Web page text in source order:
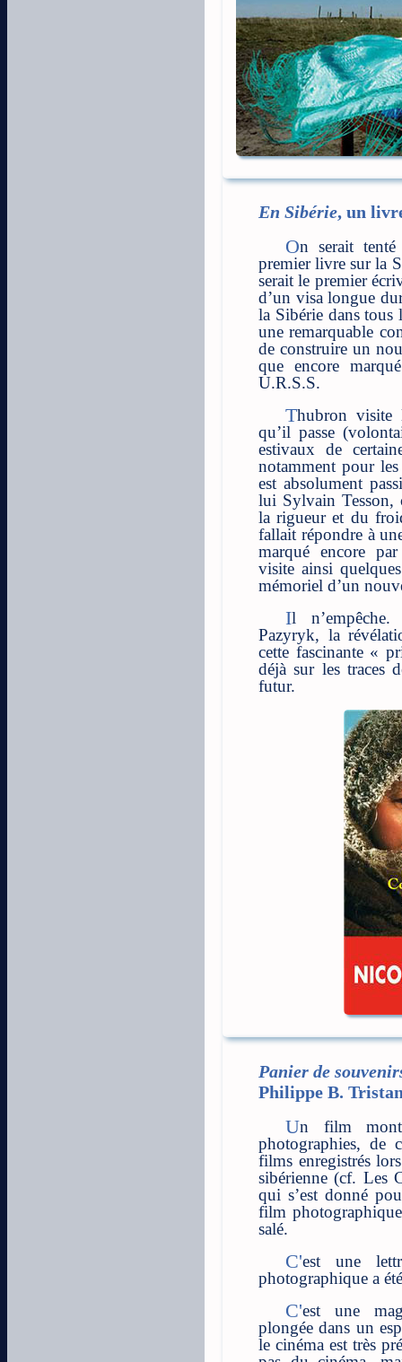
En Sibérie, un
On serait tenté de dire qu’En Sibérie est le
premier livre sur la
serait le premier
d’un visa longue
la Sibérie dans tous
une remarquable
de construire un
que encore
U.R.S.S.
Thubron visite la Sibérie l’hiver. Ce qui fait
qu’il passe
estivaux de
notamment pour
est absolument
lui Sylvain Tesson,
la rigueur et du
fallait répondre à
marqué encore
visite ainsi
mémoriel d’un
Il n’empêche. Sa visite des Kourgan de
Pazyryk, la
cette fascinante «
déjà sur les traces
futur.
Panier de
Philippe B.
Un film monté à partir d’un panier de
photographies, de
films enregistrés
sibérienne (cf. Les
qui s’est donné
film
salé.
C'est une lettre en images, où l'appareil
photographique a
C'est une magnifique lettre d'Amour, une
plongée dans un
le cinéma est très